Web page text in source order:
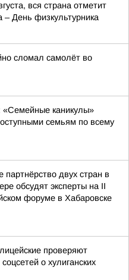
вся страна отметит
– День физкультурника
сломал самолёт во
каникулы»
семьям по всему
партнёрство двух стран в
обсудят эксперты на II
форуме в Хабаровске
проверяют
о хулиганских